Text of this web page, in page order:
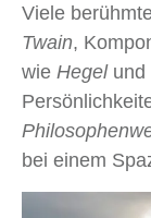
Viele
Twain,
wie Hegelund
bei einem